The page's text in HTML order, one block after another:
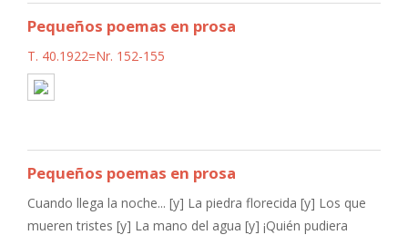
Pequeños poemas en prosa
T. 40.1922=Nr. 152-155
Pequeños poemas en prosa
Cuando llega la noche... [y] La piedra florecida [y] Los que
mueren tristes [y] La mano del agua [y] ¡Quién pudiera